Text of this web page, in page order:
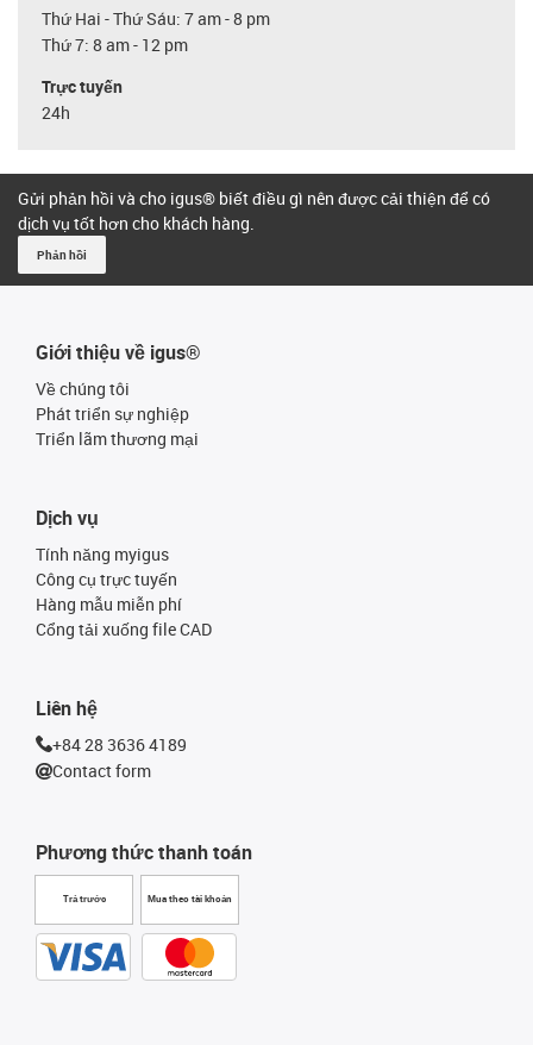
Thứ Hai - Thứ Sáu: 7 am - 8 pm
Thứ 7: 8 am - 12 pm
Trực tuyến
24h
Gửi phản hồi và cho igus® biết điều gì nên được cải thiện để có
dịch vụ tốt hơn cho khách hàng.
Phản hồi
Giới thiệu về igus®
Về chúng tôi
Phát triển sự nghiệp
Triển lãm thương mại
Phương thức thanh toán
Trả trước Mua theo tài khoản
Dịch vụ
Tính năng myigus
Công cụ trực tuyến
Hàng mẫu miễn phí
Cổng tải xuống file CAD
Liên hệ
+84 28 3636 4189
Contact form